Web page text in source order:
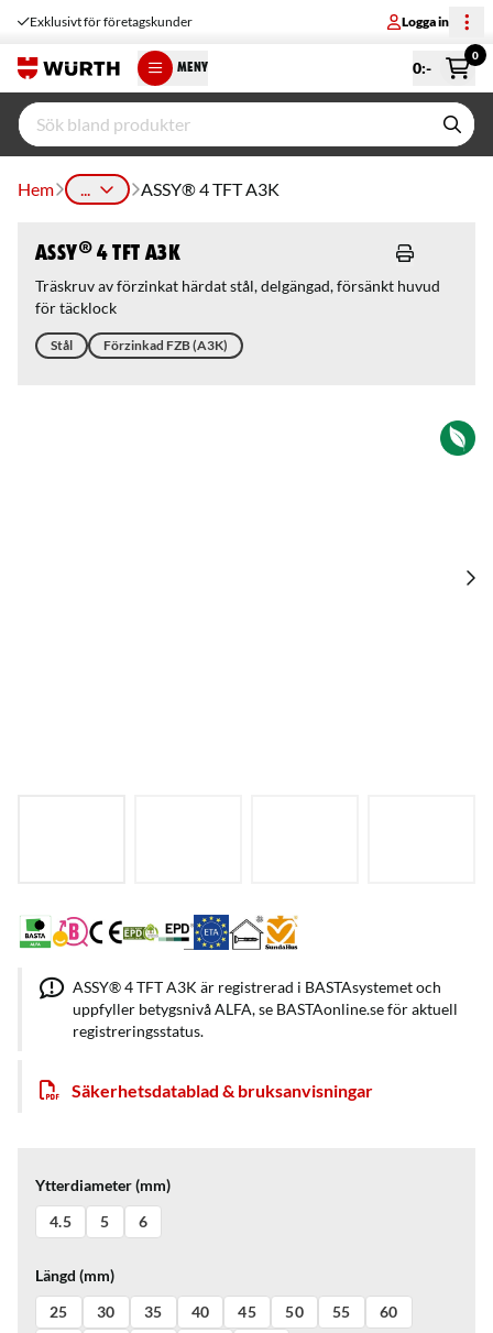
Exklusivt för företagskunder Logga in
MENY 0:-
0
Hem ... ASSY® 4 TFT A3K
ASSY® 4 TFT A3K
Träskruv av förzinkat härdat stål, delgängad, försänkt huvud
för täcklock
Stål Förzinkad FZB (A3K)
ASSY® 4 TFT A3K är registrerad i BASTAsystemet och
uppfyller betygsnivå ALFA, se BASTAonline.se för aktuell
registreringsstatus.
Säkerhetsdatablad & bruksanvisningar
Ytterdiameter (mm)
4.5
5 6
Längd (mm)
25
30 35 40 45 50 55
60